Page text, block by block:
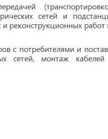
сетей и
реконструкционных работ
с потребителями и
сетей, монтаж